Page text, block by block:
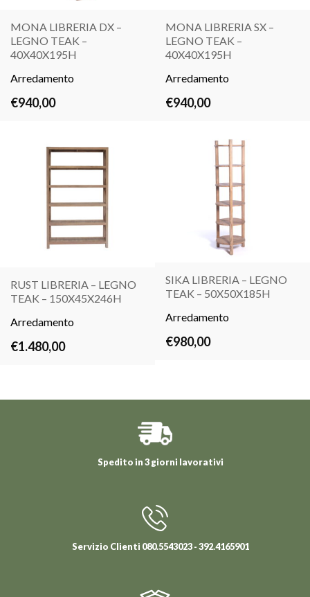
LEGGI
MONA LIBRERIA DX –
LEGNO TEAK –
40X40X195H
Arredamento
€940,00
LEGGI
MONA LIBRERIA SX –
LEGNO TEAK –
40X40X195H
Arredamento
€940,00
TUTTO
RUST LIBRERIA – LEGNO
TEAK – 150X45X246H
Arredamento
€1.480,00
TUTTO
SIKA LIBRERIA – LEGNO
TEAK – 50X50X185H
Arredamento
€980,00
Spedito in 3 giorni lavorativi
Servizio Clienti 080.5543023 - 392.4165901